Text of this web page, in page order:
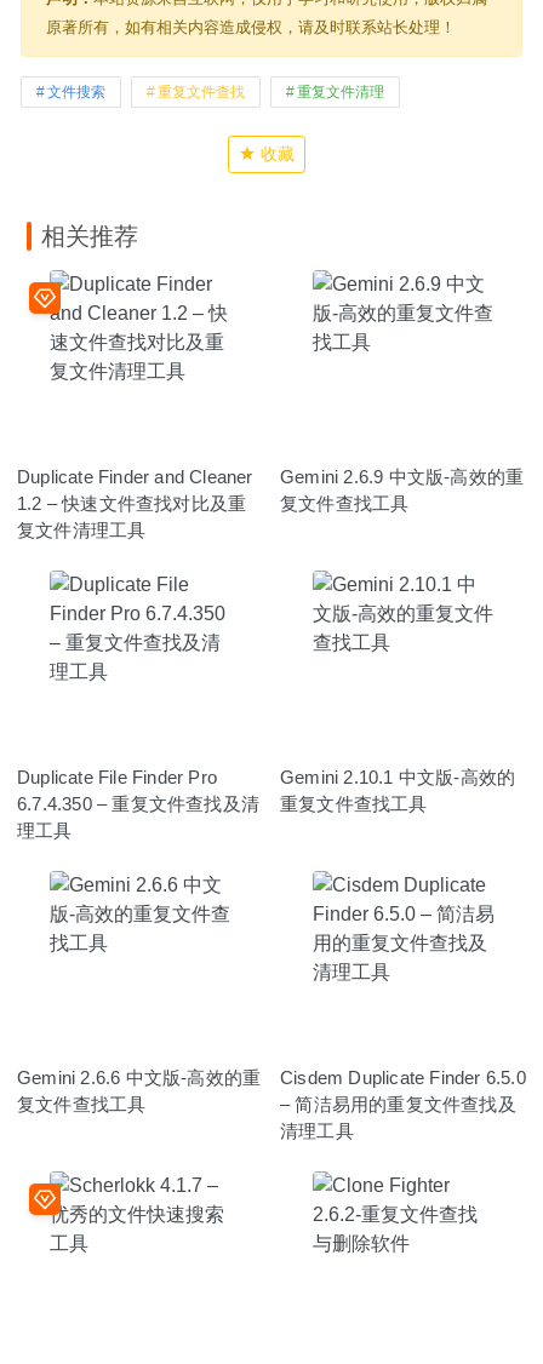
原著所有，如有相关内容造成侵权，请及时联系站长处理！
文件搜索 重复文件查找 重复文件清理
收藏
相关推荐
Duplicate Finder and Cleaner
1.2 – 快速文件查找对比及重
复文件清理工具
Gemini 2.6.9 中文版-高效的重
复文件查找工具
Duplicate File Finder Pro
6.7.4.350 – 重复文件查找及清
理工具
Gemini 2.10.1 中文版-高效的
重复文件查找工具
Gemini 2.6.6 中文版-高效的重
复文件查找工具
Cisdem Duplicate Finder 6.5.0
– 简洁易用的重复文件查找及
清理工具